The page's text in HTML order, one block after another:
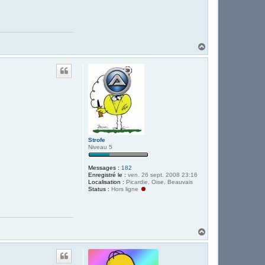
a
Strofe
Niveau 5
Messages : 182
Enregistré le : ven. 26 sept. 2008 23:16
Localisation : Picardie, Oise, Beauvais
Status : Hors ligne
a